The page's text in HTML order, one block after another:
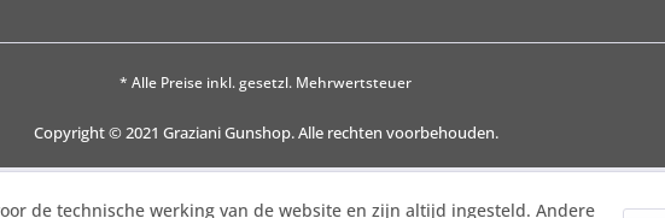
* Alle Preise inkl. gesetzl. Mehrwertsteuer
Copyright © 2021 Graziani Gunshop. Alle rechten voorbehouden.
de technische werking van de website en zijn altijd ingesteld. Andere